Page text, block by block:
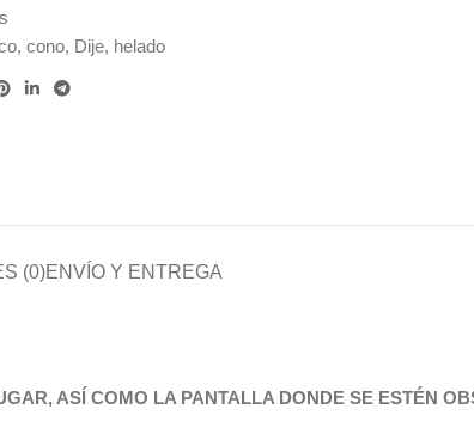
, cono, Dije, helado
(0)ENVÍO Y ENTREGA
ASÍ COMO LA PANTALLA DONDE SE ESTÉN